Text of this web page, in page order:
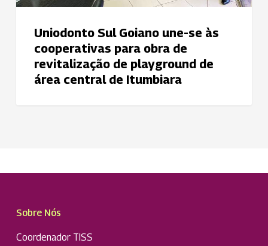
de
central
Uniodonto Sul Goiano une-se às
cooperativas para obra de
revitalização de playground de
área central de Itumbiara
Sobre Nós
Coordenador TISS